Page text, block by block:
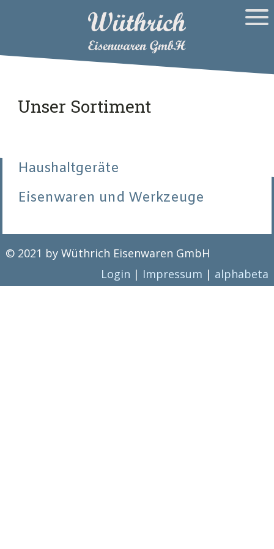
Unser Sortiment
Haushaltgeräte
Eisenwaren und Werkzeuge
© 2021 by Wüthrich Eisenwaren GmbH
Login | Impressum | alphabeta